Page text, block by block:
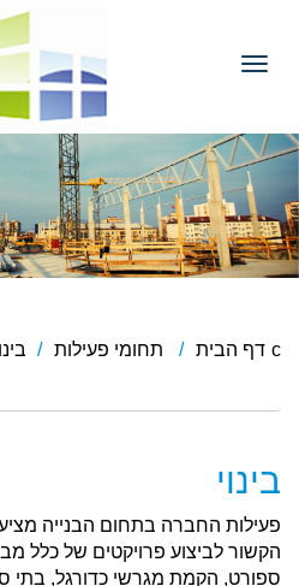
Toggle navigation
דף הבית תחומי פעילות
בינוי
פעילות החברה בתחום הבנייה
הקשור לביצוע פרויקטים של כלל
ספורט, הקמת מגרשי כדורגל, בתי